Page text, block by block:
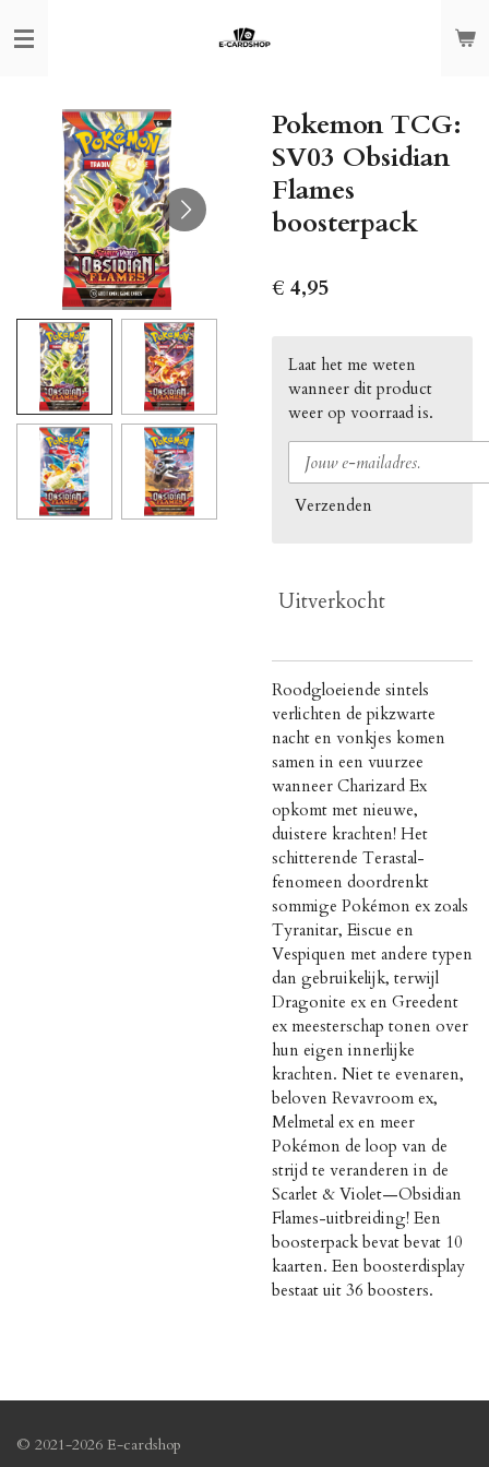
direct
hoofdinhoud
Pokemon TCG:
SV03 Obsidian
Flames
boosterpack
€ 4,95
Laat het me weten
wanneer dit product
weer op voorraad is.
Verzenden
Uitverkocht
Roodgloeiende sintels
verlichten de pikzwarte
nacht en vonkjes komen
samen in een vuurzee
wanneer Charizard Ex
opkomt met nieuwe,
duistere krachten! Het
schitterende Terastal-
fenomeen doordrenkt
sommige Pokémon ex zoals
Tyranitar, Eiscue en
Vespiquen met andere typen
dan gebruikelijk, terwijl
Dragonite ex en Greedent
ex meesterschap tonen over
hun eigen innerlijke
krachten. Niet te evenaren,
beloven Revavroom ex,
Melmetal ex en meer
Pokémon de loop van de
strijd te veranderen in de
Scarlet & Violet—Obsidian
Flames-uitbreiding! Een
boosterpack bevat bevat 10
kaarten. Een boosterdisplay
bestaat uit 36 boosters.
© 2021-2026 E-cardshop